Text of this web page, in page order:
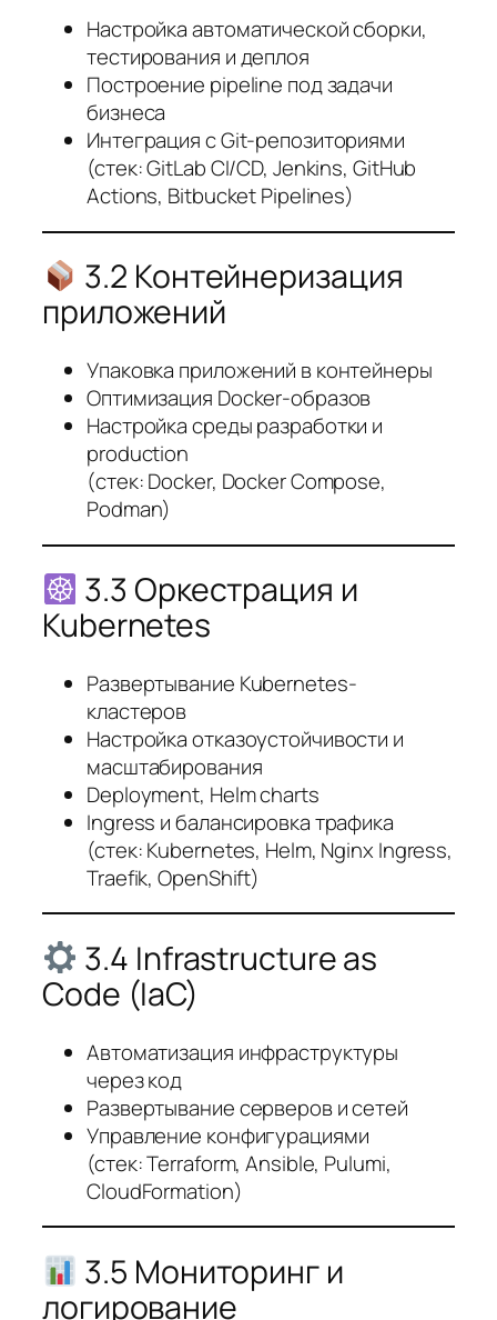
Настройка автоматической сборки,
тестирования и деплоя
Построение pipeline под задачи
бизнеса
Интеграция с Git-репозиториями
(стек: GitLab CI/CD, Jenkins, GitHub
Actions, Bitbucket Pipelines)
3.2 Контейнеризация
приложений
Упаковка приложений в контейнеры
Оптимизация Docker-образов
Настройка среды разработки и
production
(стек: Docker, Docker Compose,
Podman)
3.3 Оркестрация и
Kubernetes
Развертывание Kubernetes-
кластеров
Настройка отказоустойчивости и
масштабирования
Deployment, Helm charts
Ingress и балансировка трафика
(стек: Kubernetes, Helm, Nginx Ingress,
Traefik, OpenShift)
3.4 Infrastructure as
Code (IaC)
Автоматизация инфраструктуры
через код
Развертывание серверов и сетей
Управление конфигурациями
(стек: Terraform, Ansible, Pulumi,
CloudFormation)
3.5 Мониторинг и
логирование